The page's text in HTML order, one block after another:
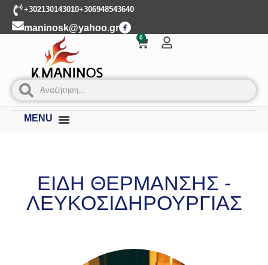
+302130143010+306948543640
maninosk@yahoo.gr
0
MENU
ΕΙΔΗ ΘΕΡΜΑΝΣΗΣ -
ΛΕΥΚΟΣΙΔΗΡΟΥΡΓΙΑΣ